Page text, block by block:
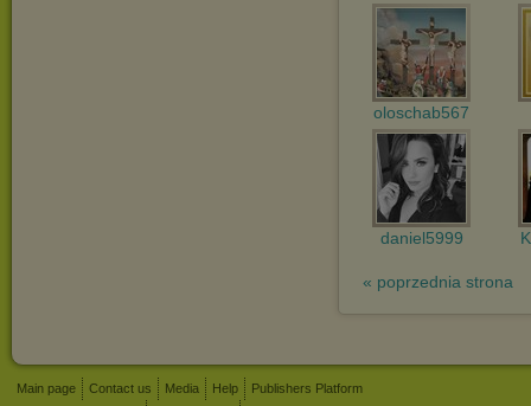
oloschab567
daniel5999
« poprzednia strona
Main page Contact us Media Help
Publishers Platform